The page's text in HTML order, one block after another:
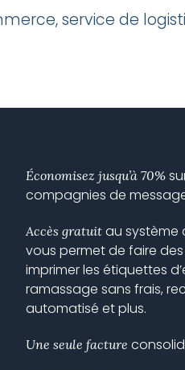
service de
Économisez jusqu’à 70%
compagnies de
Accès gratuitau système
vous permet de faire
imprimer les étiquettes
ramassage sans frais,
automatisé et plus.
Une seule facture